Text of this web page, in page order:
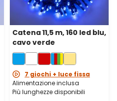
Catena 11,5 m, 160 led blu,
cavo verde
7 giochi + luce fissa
Alimentazione inclusa
Più lunghezze disponibili